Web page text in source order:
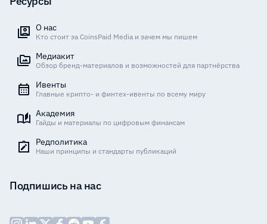
О нас
Кто стоит за CoinsPaid Media и зачем мы пишем
Медиакит
Обзор бренд-материалов и возможностей для партнёрства
Ивенты
Главные крипто- и финтех-ивенты по всему миру
Академия
Гайды и материалы по цифровым финансам
Редполитика
Наши принципы и стандарты публикаций
Подпишись на нас